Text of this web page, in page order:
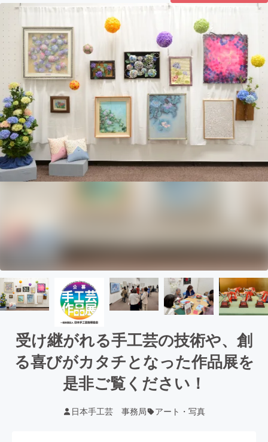
受け継がれる手工芸の技術や、創
る喜びがカタチとなった作品展を
是非ご覧ください！
日本手工芸 事務局 アート・写真